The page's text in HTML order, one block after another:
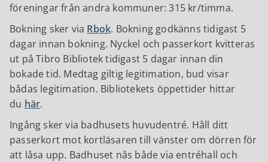
föreningar från andra kommuner: 315 kr/timma.
Bokning sker via Rbok. Bokning godkänns tidigast 5
dagar innan bokning. Nyckel och passerkort kvitteras
ut på Tibro Bibliotek tidigast 5 dagar innan din
bokade tid. Medtag giltig legitimation, bud visar
bådas legitimation. Bibliotekets öppettider hittar
du här.
Ingång sker via badhusets huvudentré. Håll ditt
passerkort mot kortläsaren till vänster om dörren för
att låsa upp. Badhuset nås både via entréhall och